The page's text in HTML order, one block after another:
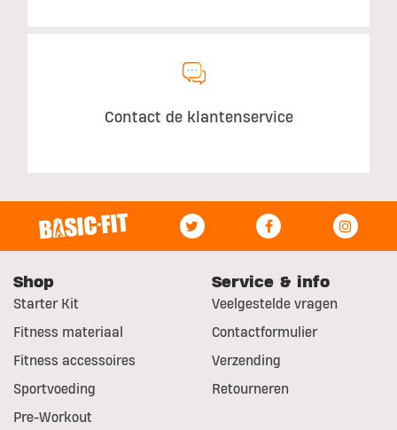
Contact de klantenservice
Shop
Starter Kit
Fitness materiaal
Fitness accessoires
Sportvoeding
Pre-Workout
Service & info
Veelgestelde vragen
Contactformulier
Verzending
Retourneren